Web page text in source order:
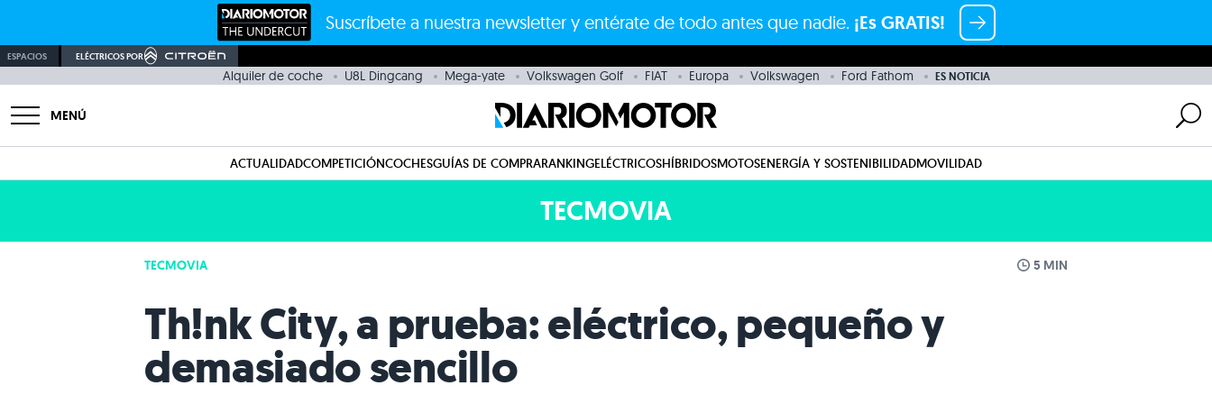
Suscríbete a nuestra newsletter y entérate de todo antes que nadie. ¡Es GRATIS!
ESPACIOS ELÉCTRICOS POR
Alquiler de coche U8L Dingcang Mega-yate Volkswagen Golf FIAT Europa Volkswagen Ford Fathom ES NOTICIA
MENÚ
ACTUALIDADCOMPETICIÓNCOCHESGUÍAS DE COMPRARANKINGELÉCTRICOSHÍBRIDOSMOTOSENERGÍA Y SOSTENIBILIDADMOVILIDAD
TECMOVIA
TECMOVIA 5 MIN
Th!nk City, a prueba: eléctrico, pequeño y
demasiado sencillo